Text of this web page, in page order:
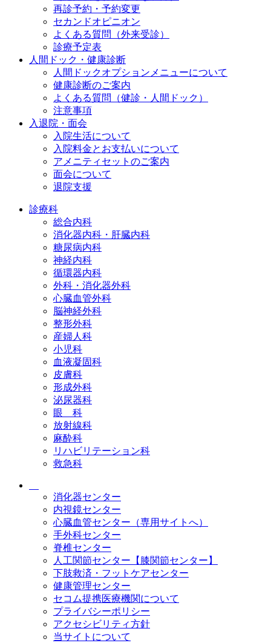
再診予約・予約変更
セカンドオピニオン
よくある質問（外来受診）
診療予定表
人間ドック・健康診断
人間ドックオプションメニューについて
健康診断のご案内
よくある質問（健診・人間ドック）
注意事項
入退院・面会
入院生活について
入院料金とお支払いについて
アメニティセットのご案内
面会について
退院支援
診療科
総合内科
消化器内科・肝臓内科
糖尿病内科
神経内科
循環器内科
外科・消化器外科
心臓血管外科
脳神経外科
整形外科
産婦人科
小児科
血液凝固科
皮膚科
形成外科
泌尿器科
眼 科
放射線科
麻酔科
リハビリテーション科
救急科
消化器センター
内視鏡センター
心臓血管センター（専用サイトへ）
手外科センター
脊椎センター
人工関節センター【膝関節センター】
下肢救済・フットケアセンター
健康管理センター
セコム提携医療機関について
プライバシーポリシー
アクセシビリティ方針
当サイトについて